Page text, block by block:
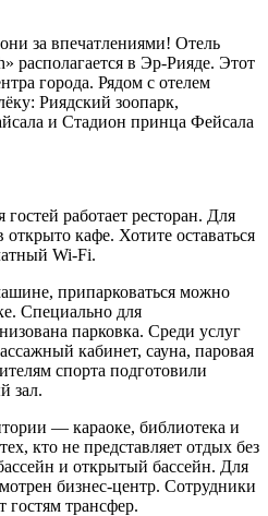
за впечатлениями! Отель
располагается в Эр-Рияде. Этот
города. Рядом с отелем
Риядский зоопарк,
и Стадион принца Фейсала
гостей работает ресторан. Для
кафе. Хотите оставаться
Wi-Fi.
припарковаться можно
Специально для
парковка. Среди услуг
кабинет, сауна, паровая
спорта подготовили
зал.
— караоке, библиотека и
кто не представляет отдых без
и открытый бассейн. Для
бизнес-центр. Сотрудники
гостям трансфер.